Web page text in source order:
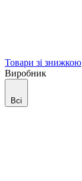
Товари зі знижкою
Виробник
Всі